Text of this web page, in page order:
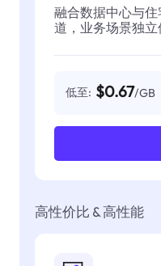
融合数据中心与住
道，业务场景独立
低至: $0.67/GB
高性价比 & 高性能